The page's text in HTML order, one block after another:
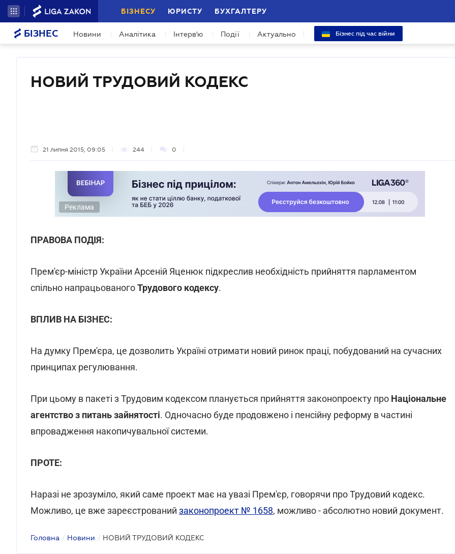
БІЗНЕСУ ЮРИСТУ БУХГАЛТЕРУ
БІЗНЕС Новини Аналітика Інтерв'ю Події Актуально Бізнес під час війни
НОВИЙ ТРУДОВИЙ КОДЕКС
21 липня 2015, 09:05 244 0
Реклама
ПРАВОВА ПОДІЯ:
Прем'єр-міністр України Арсеній Яценюк підкреслив необхідність прийняття парламентом
спільно напрацьованогоТрудового кодексу.
ВПЛИВ НА БІЗНЕС:
На думку Прем'єра, це дозволить Україні отримати новий ринок праці, побудований на сучасних
принципах регулювання.
При цьому в пакеті з Трудовим кодексом планується прийняття законопроекту про Національне
агентство з питань зайнятості. Одночасно буде продовжено і пенсійну реформу в частині
впровадження накопичувальної системи.
ПРОТЕ:
Наразі не зрозуміло, який саме проект має на увазі Прем'єр, говорячи про Трудовий кодекс.
Можливо, це вже зареєстрований законопроект № 1658, можливо - абсолютно новий документ.
Головна / Новини / НОВИЙ ТРУДОВИЙ КОДЕКС